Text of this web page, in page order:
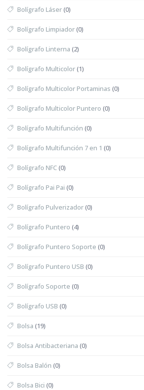
Bolígrafo Láser(0)
Bolígrafo Limpiador(0)
Bolígrafo Linterna (2)
Bolígrafo Multicolor(1)
Bolígrafo Multicolor Portaminas (0)
Bolígrafo Multicolor Puntero (0)
Bolígrafo Multifunción (0)
Bolígrafo Multifunción 7 en 1 (0)
Bolígrafo NFC(0)
Bolígrafo Pai Pai (0)
Bolígrafo Pulverizador(0)
Bolígrafo Puntero (4)
Bolígrafo Puntero Soporte (0)
Bolígrafo Puntero USB (0)
Bolígrafo Soporte (0)
Bolígrafo USB (0)
Bolsa (19)
Bolsa Antibacteriana (0)
Bolsa Balón (0)
Bolsa Bici (0)